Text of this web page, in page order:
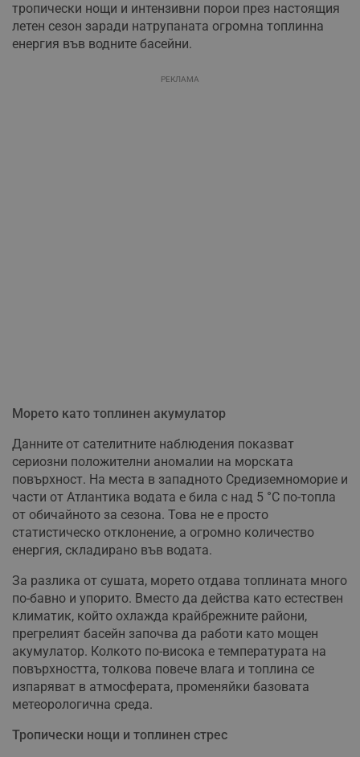
тропически нощи и интензивни порои през настоящия
летен сезон заради натрупаната огромна топлинна
енергия във водните басейни.
РЕКЛАМА
Морето като топлинен акумулатор
Данните от сателитните наблюдения показват
сериозни положителни аномалии на морската
повърхност. На места в западното Средиземноморие и
части от Атлантика водата е била с над 5 °C по-топла
от обичайното за сезона. Това не е просто
статистическо отклонение, а огромно количество
енергия, складирано във водата.
За разлика от сушата, морето отдава топлината много
по-бавно и упорито. Вместо да действа като естествен
климатик, който охлажда крайбрежните райони,
прегрелият басейн започва да работи като мощен
акумулатор. Колкото по-висока е температурата на
повърхността, толкова повече влага и топлина се
изпаряват в атмосферата, променяйки базовата
метеорологична среда.
Тропически нощи и топлинен стрес